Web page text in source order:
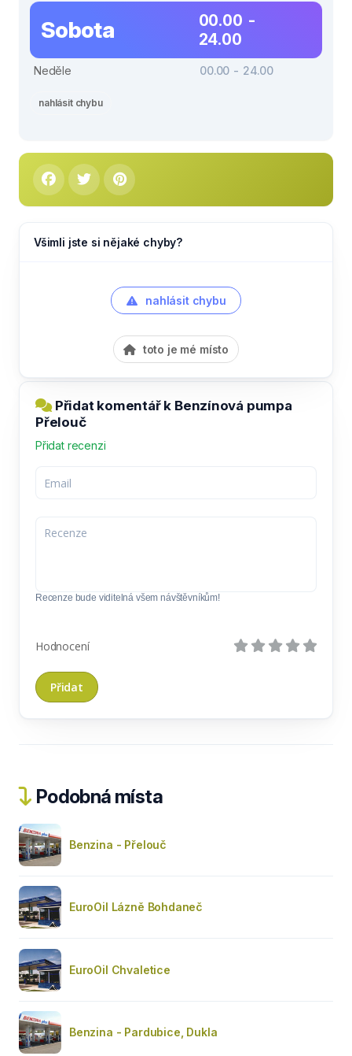
Sobota
00.00 -
24.00
Neděle 00.00 - 24.00
nahlásit chybu
Všimli jste si nějaké chyby?
nahlásit chybu
toto je mé místo
Přidat komentář k Benzínová pumpa
Přelouč
Přidat recenzi
Recenze bude viditelná všem návštěvníkům!
Hodnocení
Podobná místa
Benzina - Přelouč
EuroOil Lázně Bohdaneč
EuroOil Chvaletice
Benzina - Pardubice, Dukla